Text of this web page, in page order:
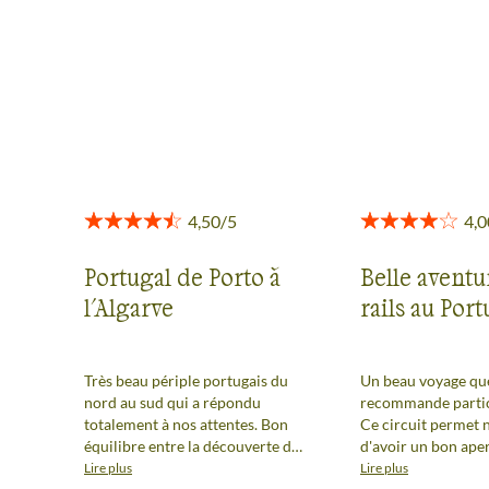
Portugal de Porto à
l'Algarve
Très beau périple portugais du
nord au sud qui a répondu
totalement à nos attentes. Bon
équilibre entre la découverte des
villes et les randos dans les sites
Lire plus
Belle
rails au
Un beau voyage
recommande
Ce circuit permet
d'avoir un bon
dans sa globalité
Lire plus